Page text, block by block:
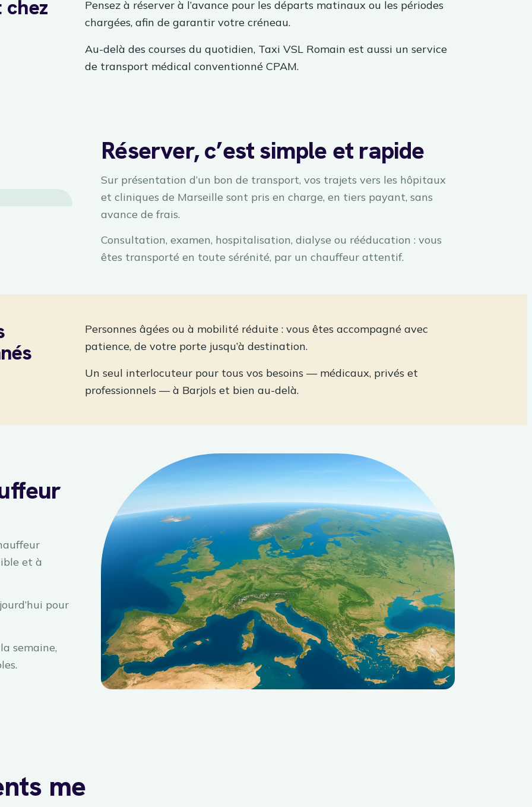
chez
Pensez à réserver à l’avance pour les départs matinaux ou les périodes
chargées, afin de garantir votre créneau.
Au-delà des courses du quotidien, Taxi VSL Romain est aussi un service
de transport médical conventionné CPAM.
Réserver, c’est simple et rapide
Sur présentation d’un bon de transport, vos trajets vers les hôpitaux
et cliniques de Marseille sont pris en charge, en tiers payant, sans
avance de frais.
Consultation, examen, hospitalisation, dialyse ou rééducation : vous
êtes transporté en toute sérénité, par un chauffeur attentif.
Personnes âgées ou à mobilité réduite : vous êtes accompagné avec
patience, de votre porte jusqu’à destination.
Un seul interlocuteur pour tous vos besoins — médicaux, privés et
professionnels — à Barjols et bien au-delà.
et à
pour
semaine,
me